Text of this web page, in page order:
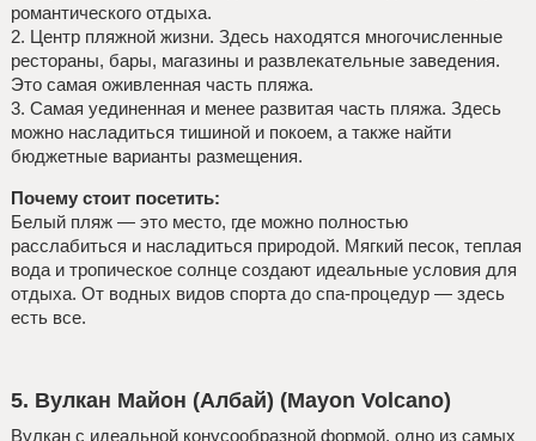
романтического отдыха.
2. Центр пляжной жизни. Здесь находятся многочисленные
рестораны, бары, магазины и развлекательные заведения.
Это самая оживленная часть пляжа.
3. Самая уединенная и менее развитая часть пляжа. Здесь
можно насладиться тишиной и покоем, а также найти
бюджетные варианты размещения.
Почему стоит посетить:
Белый пляж — это место, где можно полностью
расслабиться и насладиться природой. Мягкий песок, теплая
вода и тропическое солнце создают идеальные условия для
отдыха. От водных видов спорта до спа-процедур — здесь
есть все.
5. Вулкан Майон (Албай) (Mayon Volcano)
Вулкан с идеальной конусообразной формой, одно из самых